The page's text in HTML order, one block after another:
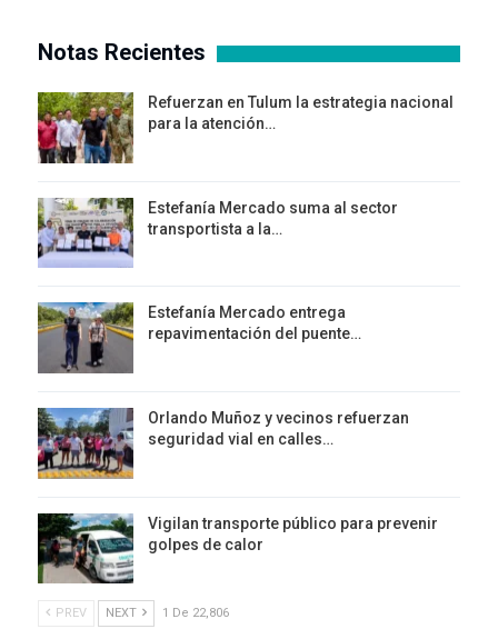
Notas Recientes
Refuerzan en Tulum la estrategia nacional
para la atención…
Estefanía Mercado suma al sector
transportista a la…
Estefanía Mercado entrega
repavimentación del puente…
Orlando Muñoz y vecinos refuerzan
seguridad vial en calles…
Vigilan transporte público para prevenir
golpes de calor
PREV NEXT 1 De 22,806